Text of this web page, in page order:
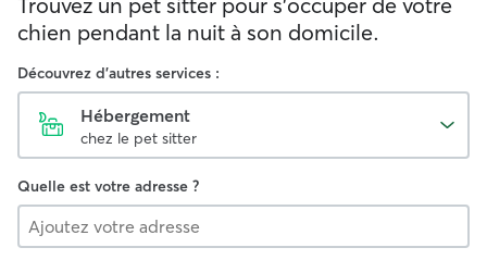
chien pendant la nuit à son domicile.
Découvrez d'autres services :
Hébergement
chez le pet sitter
Quelle est votre adresse ?